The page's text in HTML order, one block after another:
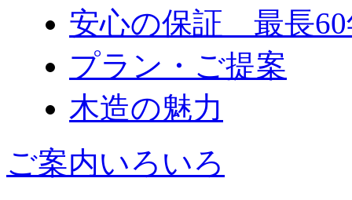
安心の保証 最長60
プラン・ご提案
木造の魅力
ご案内いろいろ